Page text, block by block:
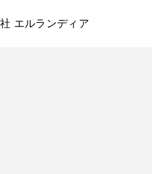
エルランディア